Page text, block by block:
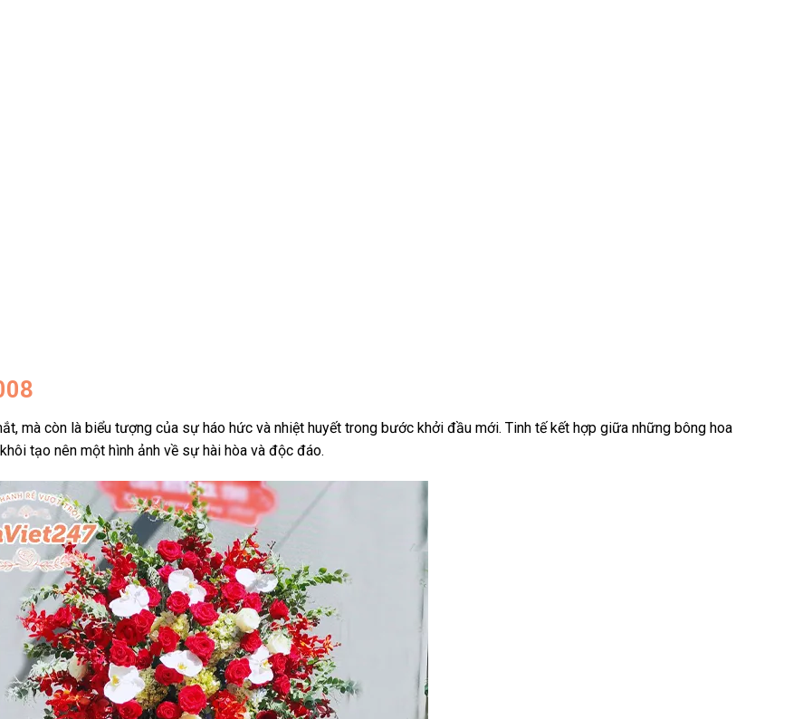
mà còn là biểu tượng của sự háo hức và nhiệt huyết trong bước khởi đầu mới. Tinh tế kết hợp giữa những bông hoa
tạo nên một hình ảnh về sự hài hòa và độc đáo.